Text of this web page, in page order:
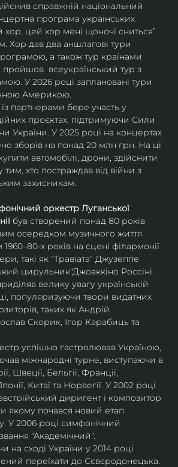
справжній національний
програма українських
хор, цей хор мені щоночі сниться”
Хор дав два аншлагові тури
а також тур країнами
всеукраїнський тур з
У 2026 році заплановані тури
Америкою.
партнерами бере участь у
проєктах, підтримуючи Сили
України. У 2025 році на концертах
зборів на понад 20 млн грн. На ці
автомобілі, дрони, здійснити
хто ​​по​​страждав від війни з
захисникам.
оркестр Луганської
був створений понад 80 років
осередком музичного життя
х років на сцені філармонії
такі як "Травіата" Джузеппе
цирульник"Джоаккіно Россіні.
велику увагу українській
популяризуючи твори видатних
таких як Андрій
Скорик, Ігор Карабиць та
успішно гастролював Україною,
міжнародні турне, виступаючи в
Швеції, Бельгії, Франції,
Китаї та Норвегії. У 2002 році
диригент і композитор
якому почався новий етап
У 2006 році симфонічний
"Академічний".
на сході України у 2014 році
переїхати до Сєвєродонецька.